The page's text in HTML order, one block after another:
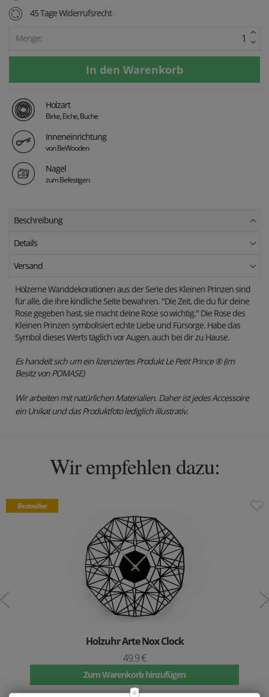
45 Tage Widerrufsrecht
Menge:
Holzart
Birke, Eiche, Buche
Inneneinrichtung
von BeWooden
Nagel
zum Befestigen
Beschreibung
Details
Versand
Hölzerne Wanddekorationen aus der Serie des Kleinen Prinzen sind
für alle, die ihre kindliche Seite bewahren. "Die Zeit, die du für deine
Rose gegeben hast, sie macht deine Rose so wichtig." Die Rose des
Kleinen Prinzen symbolisiert echte Liebe und Fürsorge. Habe das
Symbol dieses Werts täglich vor Augen, auch bei dir zu Hause.
Es handelt sich um ein lizenziertes Produkt Le Petit Prince ® (im
Besitz von POMASE)
Wir arbeiten mit natürlichen Materialien. Daher ist jedes Accessoire
ein Unikat und das Produktfoto lediglich illustrativ.
Wir empfehlen dazu:
Bestseller
Holzuhr Arte Nox Clock
49.9 €
Zum Warenkorb hinzufügen